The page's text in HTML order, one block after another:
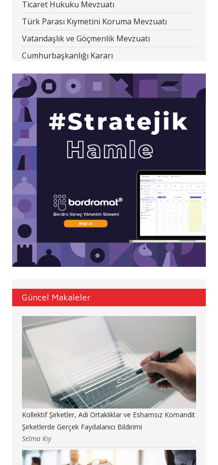
Ticaret Hukuku Mevzuatı
Türk Parası Kıymetini Koruma Mevzuatı
Vatandaşlık ve Göçmenlik Mevzuatı
Cumhurbaşkanlığı Kararı
Güncel Makaleler
Kollektif Şirketler, Adi Ortaklıklar ve Eshamsız Komandit
Şirketlerde Gerçek Faydalanıcı Bildirimi
Selma Kıy